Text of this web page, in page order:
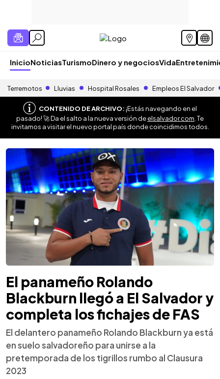
InicioNoticiasTurismoDinero y negociosVida
Terremotos Lluvias Hospital Rosales Empleos El Salvador
CONTENIDO DE ARCHIVO:¡Estás navegando en el
pasado! 🚀 Da el salto a la nueva versión deelsalvador.com . Te
invitamos a visitar el nuevo portal país donde coincidimos todos.
El panameño Rolando
Blackburn llegó a El Salvador y
completa los fichajes de FAS
El delantero panameño Rolando Blackburn ya está
en suelo salvadoreño para unirse a la
pretemporada de los tigrillos rumbo al Clausura
2023